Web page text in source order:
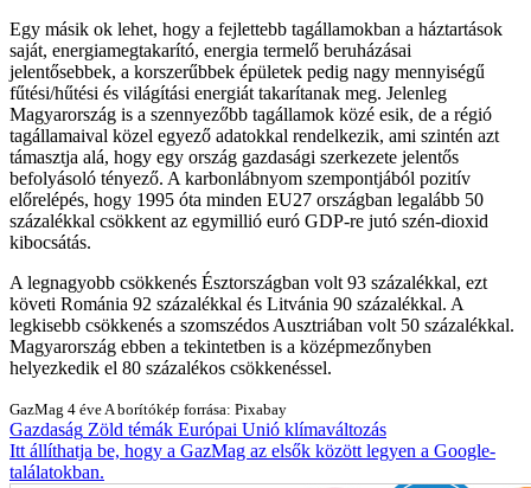
Egy másik ok lehet, hogy a fejlettebb tagállamokban a háztartások
saját, energiamegtakarító, energia termelő beruházásai
jelentősebbek, a korszerűbbek épületek pedig nagy mennyiségű
fűtési/hűtési és világítási energiát takarítanak meg. Jelenleg
Magyarország is a szennyezőbb tagállamok közé esik, de a régió
tagállamaival közel egyező adatokkal rendelkezik, ami szintén azt
támasztja alá, hogy egy ország gazdasági szerkezete jelentős
befolyásoló tényező. A karbonlábnyom szempontjából pozitív
előrelépés, hogy 1995 óta minden EU27 országban legalább 50
százalékkal csökkent az egymillió euró GDP-re jutó szén-dioxid
kibocsátás.
A legnagyobb csökkenés Észtországban volt 93 százalékkal, ezt
követi Románia 92 százalékkal és Litvánia 90 százalékkal. A
legkisebb csökkenés a szomszédos Ausztriában volt 50 százalékkal.
Magyarország ebben a tekintetben is a középmezőnyben
helyezkedik el 80 százalékos csökkenéssel.
GazMag 4 éve A borítókép forrása: Pixabay
Gazdaság Zöld témák Európai Unió klímaváltozás
Itt állíthatja be, hogy a GazMag az elsők között legyen a Google-
találatokban.